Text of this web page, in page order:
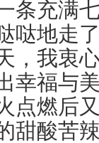
条充满
哒地走
，我衷
幸福与
点燃后
甜酸苦